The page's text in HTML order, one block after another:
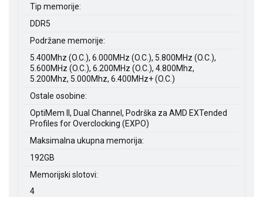
Tip memorije:
DDR5
Podržane memorije:
5.400Mhz (O.C.), 6.000MHz (O.C.), 5.800MHz (O.C.),
5.600MHz (O.C.), 6.200MHz (O.C.), 4.800Mhz,
5.200Mhz, 5.000Mhz, 6.400MHz+ (O.C.)
Ostale osobine:
OptiMem II, Dual Channel, Podrška za AMD EXTended
Profiles for Overclocking (EXPO)
Maksimalna ukupna memorija:
192GB
Memorijski slotovi:
4